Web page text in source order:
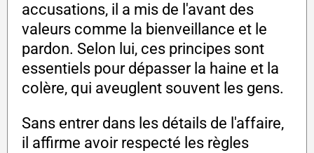
accusations, il a mis de l'avant des
valeurs comme la bienveillance et le
pardon. Selon lui, ces principes sont
essentiels pour dépasser la haine et la
colère, qui aveuglent souvent les gens.
Sans entrer dans les détails de l'affaire,
il affirme avoir respecté les règles